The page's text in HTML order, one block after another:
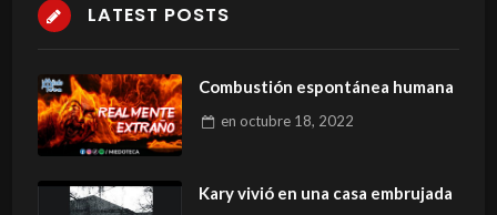
LATEST POSTS
Combustión espontánea humana
en octubre 18, 2022
Kary vivió en una casa embrujada